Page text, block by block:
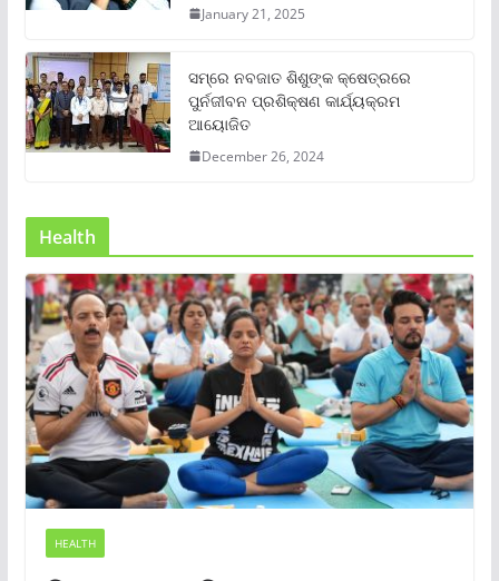
January 21, 2025
ସମ୍‌ରେ ନବଜାତ ଶିଶୁଙ୍କ କ୍ଷେତ୍ରରେ
ପୁର୍ନଜୀବନ ପ୍ରଶିକ୍ଷଣ କାର୍ଯ୍ୟକ୍ରମ
ଆୟୋଜିତ
December 26, 2024
Health
HEALTH